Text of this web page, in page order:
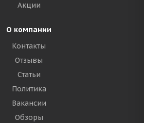
Акции
О компании
Контакты
Отзывы
Статьи
Политика
Вакансии
Обзоры